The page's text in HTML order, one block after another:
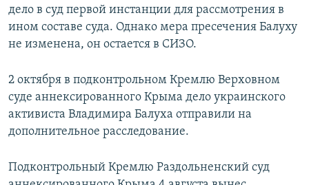
дело в суд первой инстанции для рассмотрения в
ином составе суда. Однако мера пресечения Балуху
не изменена, он остается в СИЗО.
2 октября в подконтрольном Кремлю Верховном
суде аннексированного Крыма дело украинского
активиста Владимира Балуха отправили на
дополнительное расследование.
Подконтрольный Кремлю Раздольненский суд